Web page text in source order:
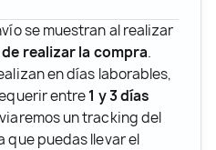
se muestran al realizar
realizar la compra.
en días laborables,
entre1 y 3 días
un tracking del
puedas llevar el